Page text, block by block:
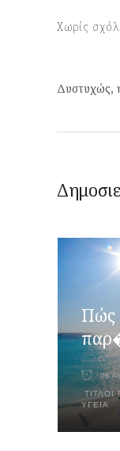
Χωρίς
Δυστυχώς,
Πώς
08
ΤΊΤΛΟΙ
ΥΓΕΊΑ